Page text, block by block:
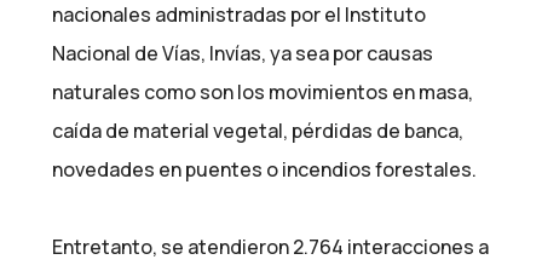
nacionales administradas por el Instituto
Nacional de Vías, Invías, ya sea por causas
naturales como son los movimientos en masa,
caída de material vegetal, pérdidas de banca,
novedades en puentes o incendios forestales.
Entretanto, se atendieron 2.764 interacciones a